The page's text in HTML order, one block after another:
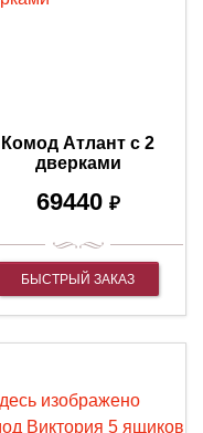
Комод Атлант с 2
дверками
69440 ₽
БЫСТРЫЙ ЗАКАЗ